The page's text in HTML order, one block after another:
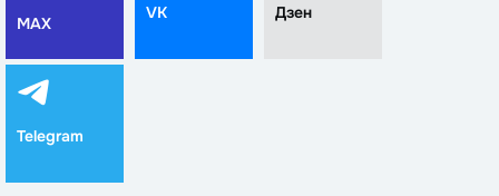
MAX
VK Дзен
Telegram